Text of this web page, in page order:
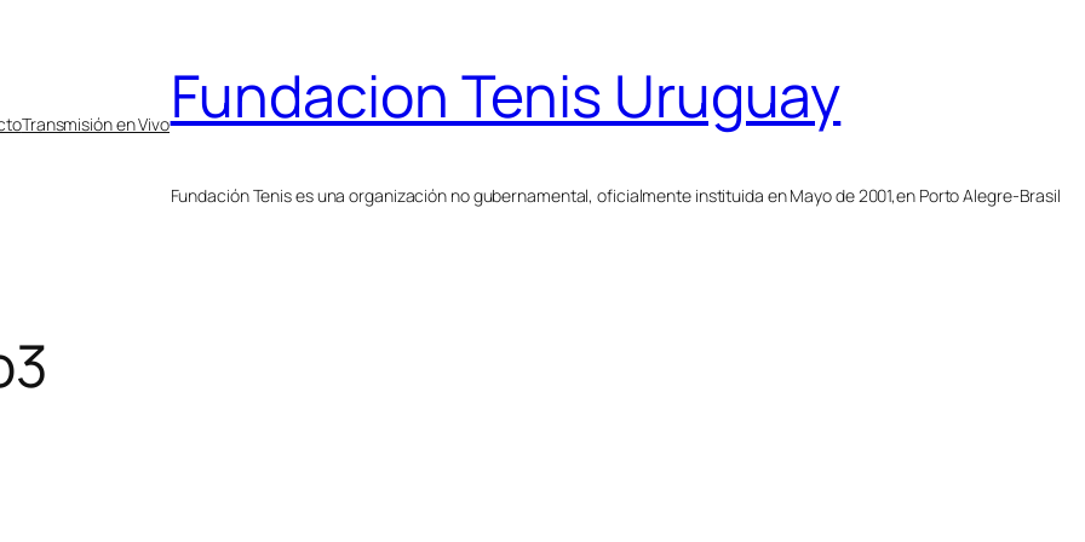
Transmisión en Vivo Fundacion Tenis Uruguay
Fundación Tenis es una organización no gubernamental, oficialmente instituida en Mayo de 2001,en Porto Alegre-Brasil